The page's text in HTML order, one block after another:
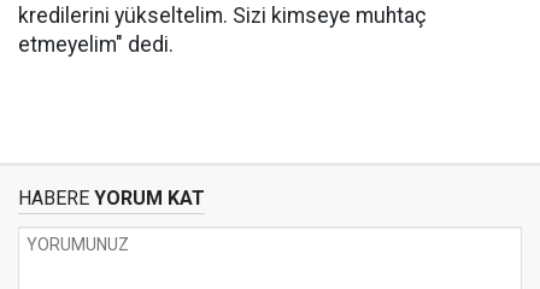
kredilerini yükseltelim. Sizi kimseye muhtaç
etmeyelim" dedi.
HABERE YORUM KAT